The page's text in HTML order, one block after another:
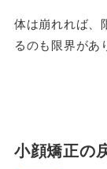
体は崩れれば、
るのも限界があ
小顔矯正の